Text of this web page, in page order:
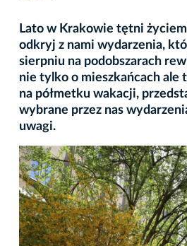
Lato w Krakowie tętni
odkryj z nami wydarzenia,
sierpniu na podobszarach
nie tylko o mieszkańcach ale
na półmetku wakacji,
wybrane przez nas
uwagi.